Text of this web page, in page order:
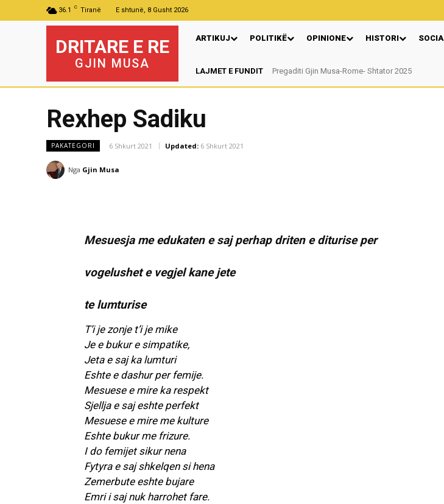
36.1 C Tiranë E shtunë, 8 Gusht 2026
DRITARE E RE
GJIN MUSA
ARTIKUJ POLITIKË OPINIONE HISTORI
LAJMET E FUNDIT Pregaditi Gjin Musa-Rome- Shtator 2025
Nga: Ndue Dedaj
Rexhep Sadiku
PAKATEGORI 6 Shkurt 2021 Updated: 6 Shkurt 2021
Nga Gjin Musa
Mesuesja me edukaten e saj perhap driten e diturise per
vogelushet e vegjel kane jete
te lumturise
T’i je zonje t’i je mike
Je e bukur e simpatike,
Jeta e saj ka lumturi
Eshte e dashur per femije.
Mesuese e mire ka respekt
Sjellja e saj eshte perfekt
Mesuese e mire me kulture
Eshte bukur me frizure.
I do femijet sikur nena
Fytyra e saj shkelqen si hena
Zemerbute eshte bujare
Emri i saj nuk harrohet fare.